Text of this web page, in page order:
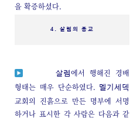
을 확증하셨다.
4. 살렘의 종교
살렘에서 행해진 경배
형태는 매우 단순하였다.
멜기세덱
교회의 진흙으로 만든 명부에 서명
하거나 표시한 각 사람은 다음과 같